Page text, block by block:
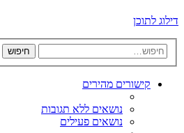
דילוג לתוכן
חיפוש
קישורים מהירים
נושאים ללא תגובות
נושאים פעילים